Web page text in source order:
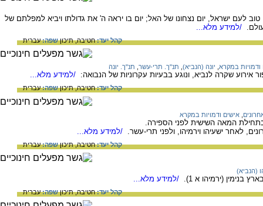
לעם ישראל, יום נצחונו של האל; יום בו יראה ה' את גדולתו ויביא למפלתם של
/למידע מלא...
קהל יעד:חטיבה,תיכוןשפה:עברית
ודמויות במקרא יונה (הנביא) תנ"ך. תרי-עשר תנ"ך. יונה
שקרה לנביא, ונוגע בבעיות עקרוניות של הנבואה: /למידע מלא...
קהל יעד:חטיבה,תיכוןשפה:עברית
אישים ודמויות במקרא
המאה השישית לפני הספירה.
לאחר ישעיהו וירמיהו, ולפני תרי-עשר.
/למידע מלא...
קהל יעד:חטיבה,תיכוןשפה:עברית
(הנביא)
בנימין (ירמיהו א 1). /למידע מלא...
קהל יעד:חטיבה,תיכוןשפה:עברית